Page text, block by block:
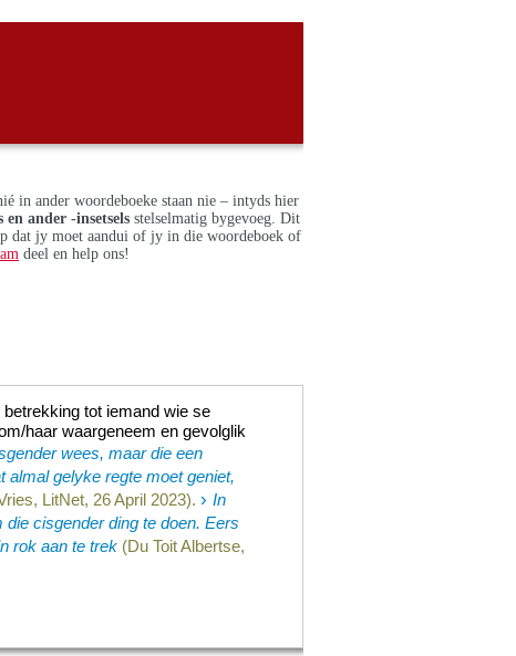
in ander woordeboeke staan nie – intyds hier
en ander -insetsels stelselmatig bygevoeg. Dit
dat jy moet aandui of jy in die woordeboek of
deel en help ons!
tot iemand wie se
haar waargeneem en gevolglik
wees, maar die een
almal gelyke regte moet geniet,
LitNet, 26 April 2023). › In
cisgender ding te doen. Eers
rok aan te trek (Du Toit Albertse,